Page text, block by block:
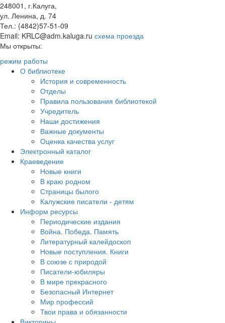
248001, г.Калуга,
ул. Ленина, д. 74
Тел.: (4842)57-51-09
Email: KRLC@adm.kaluga.ru схема проезда
Мы открыты:
режим работы
О библиотеке
История и современность
Отделы
Правила пользования библиотекой
Учредитель
Наши достижения
Важные документы
Оценка качества услуг
Электронный каталог
Краеведение
Новые книги
В краю родном
Страницы былого
Калужские писатели - детям
Информ ресурсы
Периодические издания
Война. Победа. Память
Литературный калейдоскоп
Новые поступления. Книги
В союзе с природой
Писатели-юбиляры
В мире прекрасного
Безопасный Интернет
Мир профессий
Твои права и обязанности